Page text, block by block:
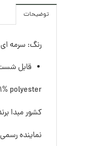
توضیحات
رنگ: سرمه ای
قابل
polyester
کشور مبدا
نماینده